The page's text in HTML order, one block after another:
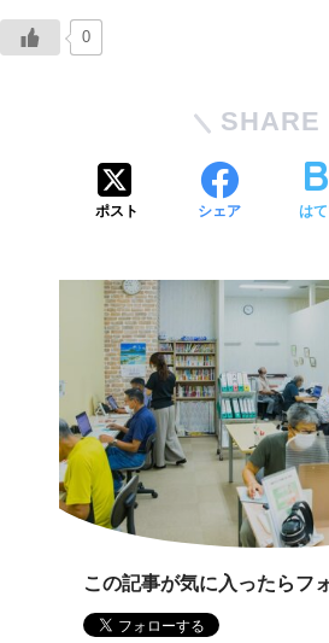
0
SHARE
ポスト シェア は
この記事が気に入ったらフ